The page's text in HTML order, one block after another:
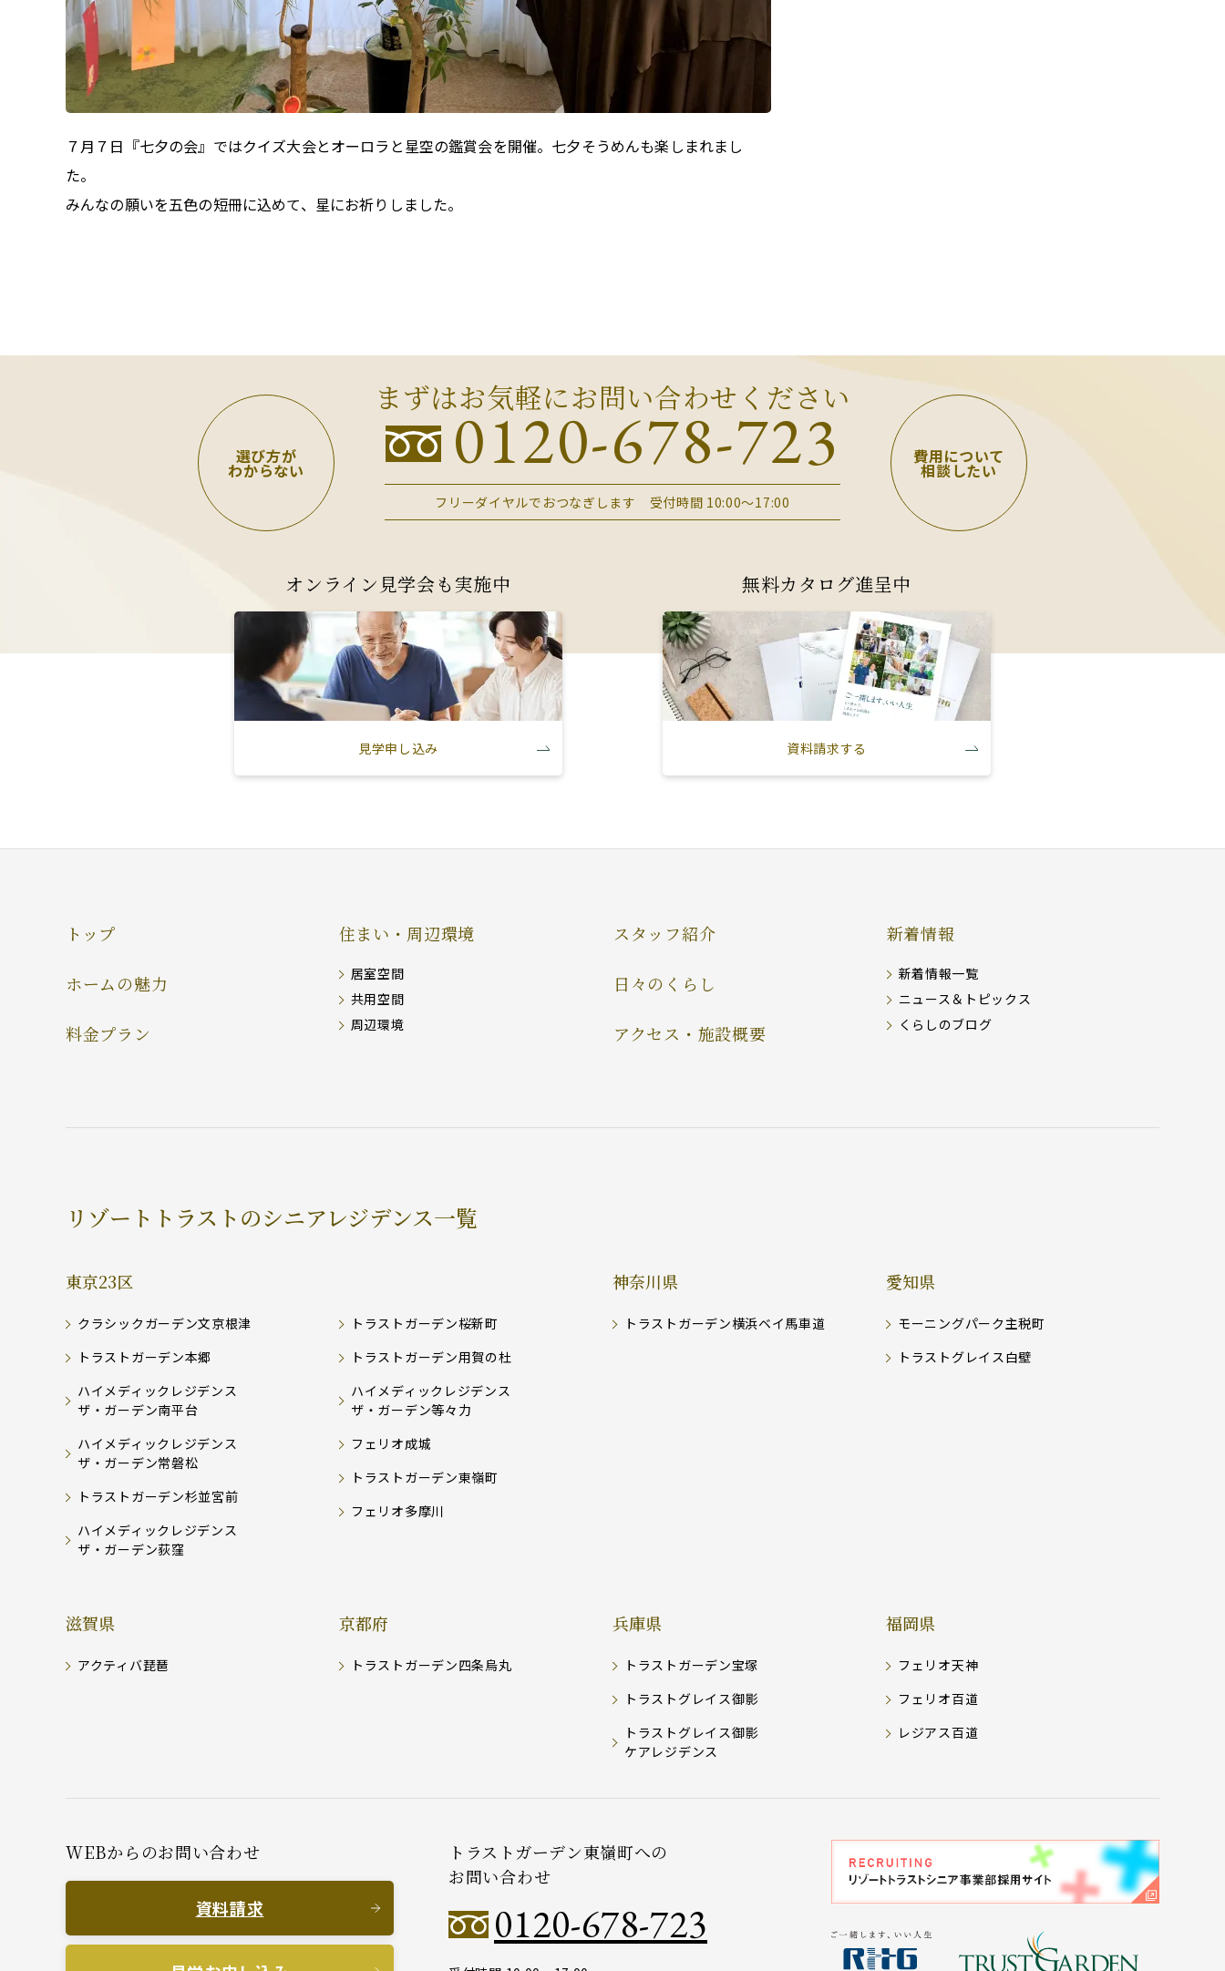
７月７日『七夕の会』ではクイズ大会とオーロラと星空の鑑賞会を開催。七夕そうめんも楽しまれまし
た。
みんなの願いを五色の短冊に込めて、星にお祈りしました。
選び方が
わからない
まずはお気軽にお問い合わせください
0120-678-723
フリーダイヤルでおつなぎします 受付時間 10:00～17:00
費用について
相談したい
オンライン見学会も実施中
見学申し込み
無料カタログ進呈中
資料請求する
トップ
ホームの魅力
料金プラン
住まい・周辺環境
居室空間
共用空間
周辺環境
スタッフ紹介
日々のくらし
アクセス・施設概要
新着情報
新着情報一覧
ニュース＆トピックス
くらしのブログ
リゾートトラストのシニアレジデンス一覧
東京23区
クラシックガーデン文京根津
トラストガーデン本郷
ハイメディックレジデンス
ザ・ガーデン南平台
ハイメディックレジデンス
ザ・ガーデン常磐松
トラストガーデン杉並宮前
ハイメディックレジデンス
ザ・ガーデン荻窪
トラストガーデン桜新町
トラストガーデン用賀の杜
ハイメディックレジデンス
ザ・ガーデン等々力
フェリオ成城
トラストガーデン東嶺町
フェリオ多摩川
神奈川県
トラストガーデン横浜ベイ馬車道
愛知県
モーニングパーク主税町
トラストグレイス白壁
滋賀県
アクティバ琵琶
京都府
トラストガーデン四条烏丸
兵庫県
トラストガーデン宝塚
トラストグレイス御影
トラストグレイス御影
ケアレジデンス
福岡県
フェリオ天神
フェリオ百道
レジアス百道
トラストガーデン東嶺町への
お問い合わせ
0120-678-723
WEBからのお問い合わせ
資料請求